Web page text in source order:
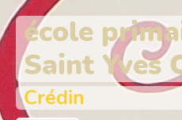
école
Saint Yves
Crédin